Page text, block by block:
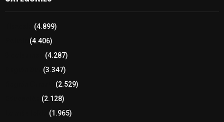
(4.899)
(4.406)
(4.287)
(3.347)
(2.529)
(2.128)
(1.965)